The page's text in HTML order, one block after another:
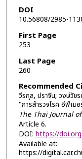
DOI
10.56808/2985-
First Page
253
Last Page
260
Recommended
วีรกุล, ปราจีน; วงษ์วัช
"การสำรวจโรค อีฟีเม
The Thai Journal
Article 6.
DOI: https://
Available at:
https://